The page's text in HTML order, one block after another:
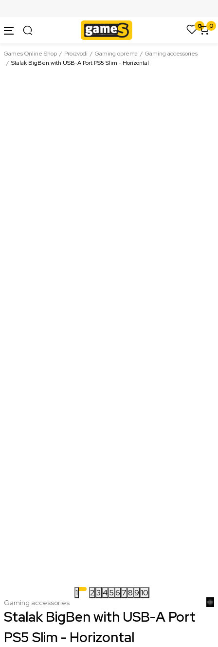
0 0
Games Online Shop Proizvodi Gaming oprema
Gaming accessories
Stalak BigBen with USB-A Port PS5 Slim - Horizontal
1 23 456 78910
Gaming accessories
Stalak BigBen with USB-A Port
PS5 Slim - Horizontal